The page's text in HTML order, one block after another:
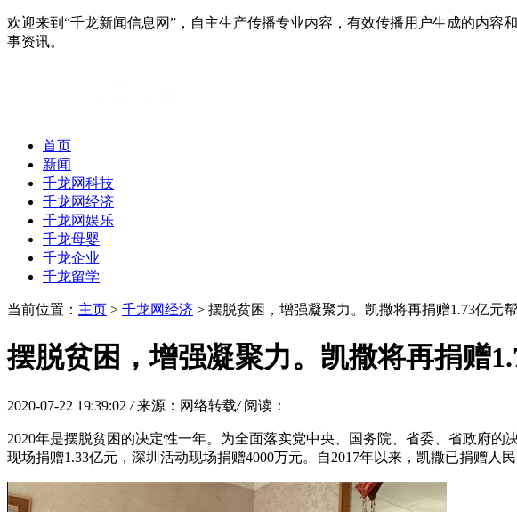
欢迎来到“千龙新闻信息网”，自主生产传播专业内容，有效传播用户生成的内
事资讯。
首页
新闻
千龙网科技
千龙网经济
千龙网娱乐
千龙母婴
千龙企业
千龙留学
当前位置： 主页 > 千龙网经济 > 摆脱贫困，增强凝聚力。凯撒将再捐赠1.73亿元
摆脱贫困，增强凝聚力。凯撒将再捐赠
2020-07-22 19:39:02 / 来源：网络转载/ 阅读：
2020年是摆脱贫困的决定性一年。为全面落实党中央、国务院、省委、省政府
现场捐赠1.33亿元，深圳活动现场捐赠4000万元。自2017年以来，凯撒已捐赠人